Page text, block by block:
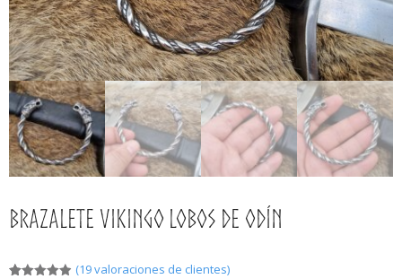
Más
0,00€
¿Qué son las Runas?
Las 24 Runas
Brazalete Vikingo Lobos de Odín
(19valoraciones de clientes)